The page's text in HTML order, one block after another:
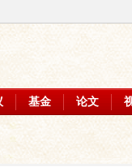
基金 论文